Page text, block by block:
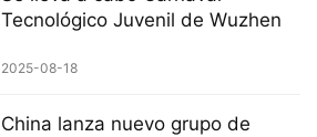
Tecnológico Juvenil de Wuzhen
2025-08-18
China lanza nuevo grupo de